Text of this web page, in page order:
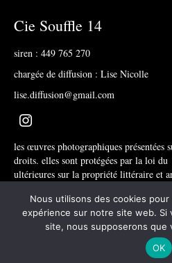
Cie Souffle 14
siren : 449 765 270
chargée de diffusion : Lise Nicolle
lise.diffusion@gmail.com
les œuvres photographiques présentées
droits. elles sont protégées par la loi
ultérieures sur la propriété littéraire et
RGDP mentions légales
plan du site
Nous utilisons des cookies
expérience sur notre site web. Si
site, nous supposerons que
OK